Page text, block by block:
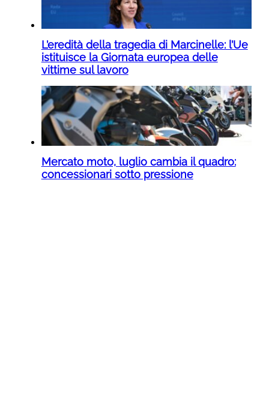
L’eredità della tragedia di Marcinelle: l’Ue
istituisce la Giornata europea delle
vittime sul lavoro
Mercato moto, luglio cambia il quadro:
concessionari sotto pressione